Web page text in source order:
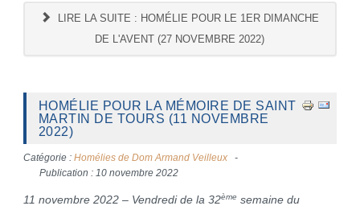
LIRE LA SUITE : HOMÉLIE POUR LE 1ER DIMANCHE
DE L'AVENT (27 NOVEMBRE 2022)
HOMÉLIE POUR LA MÉMOIRE DE SAINT
MARTIN DE TOURS (11 NOVEMBRE
2022)
Catégorie : Homélies de Dom Armand Veilleux
Publication : 10 novembre 2022
11 novembre 2022 – Vendredi de la 32ème semaine du